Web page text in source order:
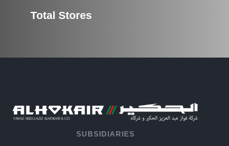
Total Stores
SUBSIDIARIES